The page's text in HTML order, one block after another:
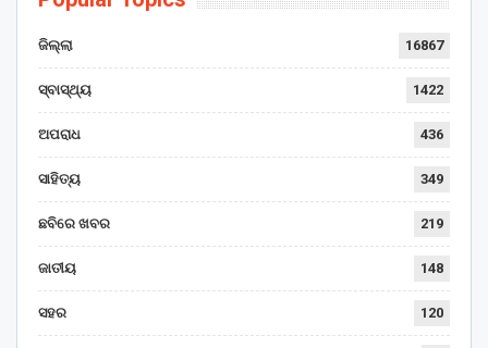
ଜିଲ୍ଲା 16867
ସ୍ବାସ୍ଥ୍ୟ 1422
ଅପରାଧ 436
ସାହିତ୍ୟ 349
ଛବିରେ ଖବର 219
ଜାତୀୟ 148
ସହର 120